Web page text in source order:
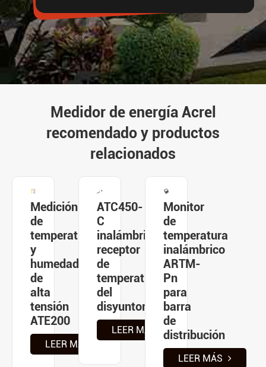
Medidor de energía Acrel
recomendado y productos
relacionados
Medición
de
temperatura
y
humedad
de
alta
tensión
ATE200
LEER MÁS
ATC450-
C
inalámbrico
receptor
de
temperatura
del
disyuntor
LEER MÁS
Monitor
de
temperatura
inalámbrico
ARTM-
Pn
para
barra
de
distribución
LEER MÁS